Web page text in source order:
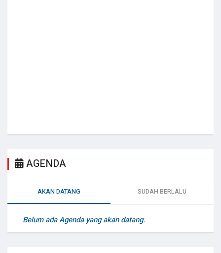
AGENDA
AKAN DATANG SUDAH BERLALU
Belum ada Agenda yang akan datang.